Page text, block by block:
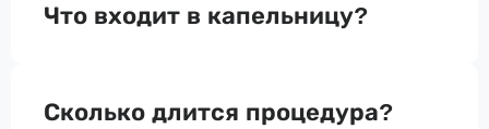
Что входит в капельницу?
Сколько длится процедура?